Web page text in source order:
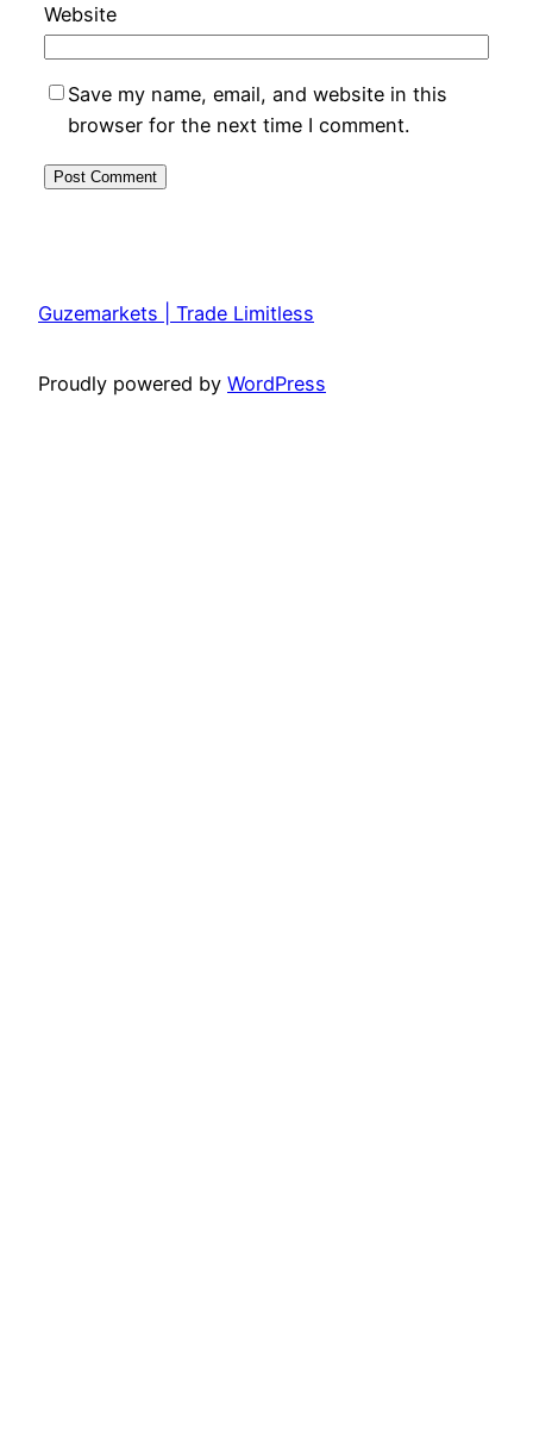
Website
Save my name, email, and website in this
browser for the next time I comment.
Guzemarkets | Trade Limitless
Proudly powered by WordPress